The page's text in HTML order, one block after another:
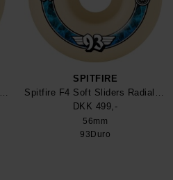
Spitfire Soft Sliders Radials Formula Four 93Duro Skateboard Wheel
SPITFIRE
Spitfire F4 Soft Sliders Radials 93Duro Hjul
DKK 499,-
56mm
93Duro